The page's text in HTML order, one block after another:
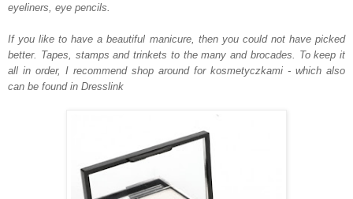
eyeliners eye pencils
If you like to have a beautiful manicure, then you could not have picked
better. Tapes , stampsand trinkets to the many and brocades To keep it
all in order, I recommend shop around for kosmetyczkami - which also
can be found in Dresslink